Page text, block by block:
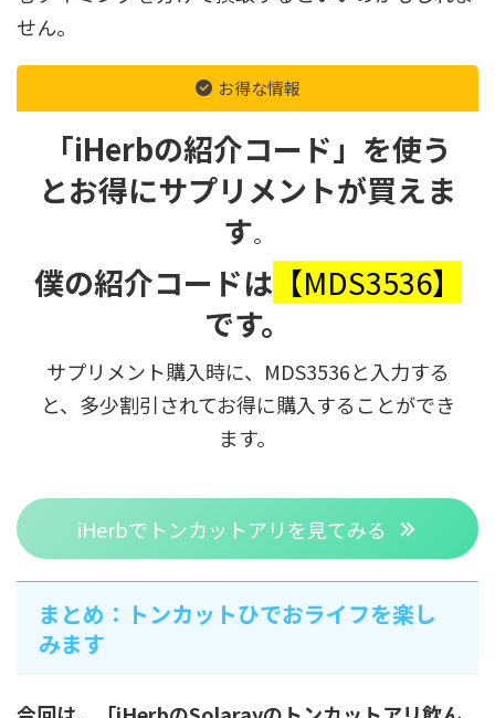
せん。
お得な情報
「iHerbの紹介コード」を使う
とお得にサプリメントが買えま
す。
僕の紹介コードは【MDS3536】
です。
サプリメント購入時に、MDS3536と入力する
と、多少割引されてお得に購入することができ
ます。
iHerbでトンカットアリを見てみる
まとめ：トンカットひでおライフを楽し
みます